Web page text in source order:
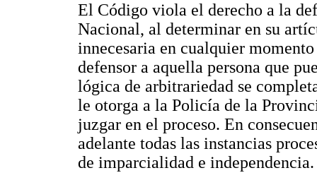
El Código viola el derecho a la
Nacional, al determinar en su
innecesaria en cualquier
defensor a aquella persona que
lógica de arbitrariedad se
le otorga a la Policía de la
juzgar en el proceso. En
adelante todas las instancias
de imparcialidad e independencia.